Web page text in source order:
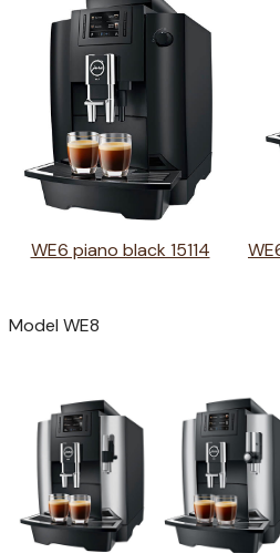
WE6 piano black 15114
Model WE8